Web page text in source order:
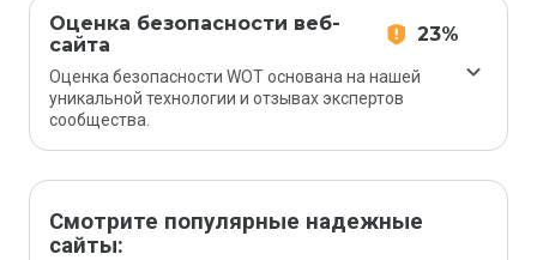
Оценка безопасности веб-
сайта
23%
Оценка безопасности WOT основана на нашей
уникальной технологии и отзывах экспертов
сообщества.
Смотрите популярные надежные
сайты: